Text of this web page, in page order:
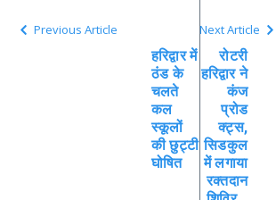
Previous Article
हरिद्वार में
ठंड के
चलते
कल
स्कूलों
की छुट्टी
घोषित
Next Article
रोटरी
हरिद्वार ने
कंज
प्रोड
क्ट्स,
सिडकुल
में लगाया
रक्तदान